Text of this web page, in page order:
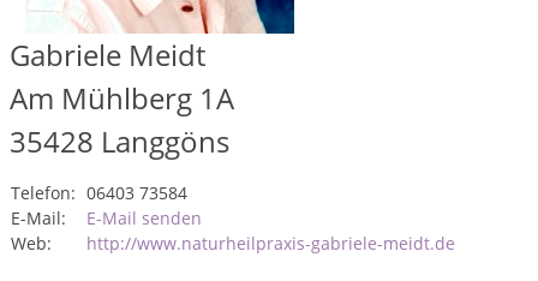
Gabriele Meidt
Am Mühlberg 1A
35428 Langgöns
Telefon: 06403 73584
E-Mail:
E-Mail senden
Web:
http://www.naturheilpraxis-gabriele-meidt.de